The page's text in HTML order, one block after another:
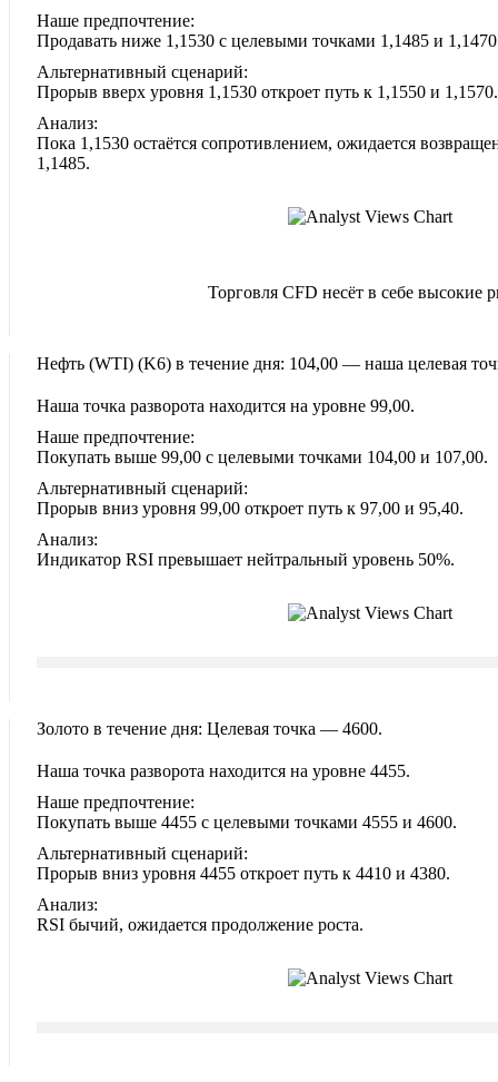
Наше предпочтение:
Продавать ниже 1,1530 с целевыми точками 1,1485 и
Альтернативный сценарий:
Прорыв вверх уровня 1,1530 откроет путь к 1,1550 и 1,1570.
Анализ:
Пока 1,1530 остаётся сопротивлением, ожидается
1,1485.
Торговля CFD несёт в себе высокие
Нефть (WTI)‎ (K6)‎ в течение дня: 104,00 — наша целевая
Наша точка разворота находится на уровне 99,00.
Наше предпочтение:
Покупать выше 99,00 с целевыми точками 104,00 и 107,00.
Альтернативный сценарий:
Прорыв вниз уровня 99,00 откроет путь к 97,00 и 95,40.
Анализ:
Индикатор RSI превышает нейтральный уровень 50%.
Золото в течение дня: Целевая точка — 4600.
Наша точка разворота находится на уровне 4455.
Наше предпочтение:
Покупать выше 4455 с целевыми точками 4555 и 4600.
Альтернативный сценарий:
Прорыв вниз уровня 4455 откроет путь к 4410 и 4380.
Анализ:
RSI бычий, ожидается продолжение роста.